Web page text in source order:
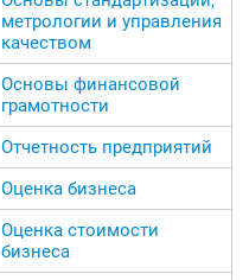
метрологии и управления
качеством
Основы финансовой
грамотности
Отчетность предприятий
Оценка бизнеса
Оценка стоимости
бизнеса